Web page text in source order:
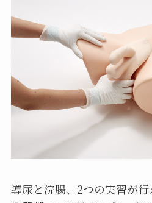
導尿と浣腸、2つの実習が行